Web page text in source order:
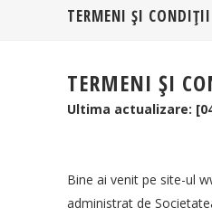
TERMENI ȘI CONDIȚII
TERMENI ȘI
Ultima actualizare:
Bine ai venit pe site-ul
administrat de